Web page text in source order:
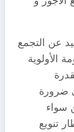
عن التجمع
الأولوية
ضرورة
سواء
تنويع